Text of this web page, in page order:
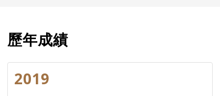
歷年成績
2019